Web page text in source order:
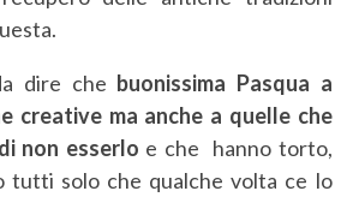
dire che buonissima Pasqua a
creative ma anche a quelle che
non esserlo e che hanno torto,
tutti solo che qualche volta ce lo